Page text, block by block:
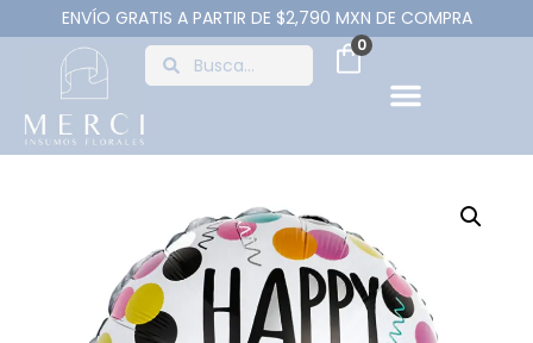
ENVÍO GRATIS A PARTIR DE $2,790 MXN DE COMPRA
0